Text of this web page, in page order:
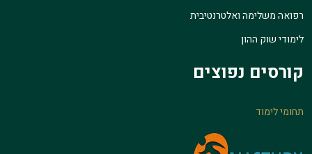
רפואה משלימה ואלטרנטיבית
לימודי שוק ההון
קורסים נפוצים
תחומי לימוד